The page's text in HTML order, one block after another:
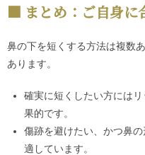
まとめ：ご自身
鼻の下を短くする方法は複数
あります。
確実に短くしたい方には
果的です。
傷跡を避けたい、かつ鼻
適しています。